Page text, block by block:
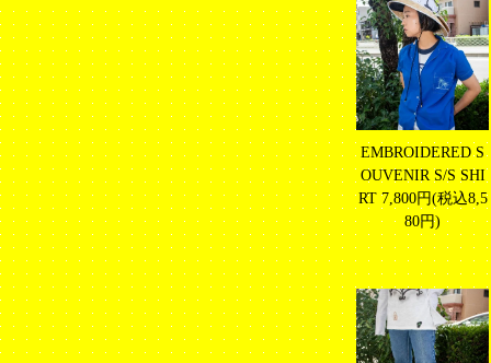
EMBROIDERED S
OUVENIR S/S SHI
RT7,800円(税込8,5
80円)